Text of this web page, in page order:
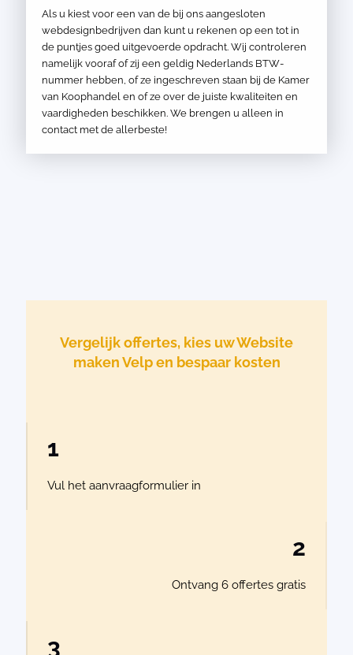
Als u kiest voor een van de bij ons aangesloten
webdesignbedrijven dan kunt u rekenen op een tot in
de puntjes goed uitgevoerde opdracht. Wij controleren
namelijk vooraf of zij een geldig Nederlands BTW-
nummer hebben, of ze ingeschreven staan bij de Kamer
van Koophandel en of ze over de juiste kwaliteiten en
vaardigheden beschikken. We brengen u alleen in
contact met de allerbeste!
Vergelijk offertes, kies uw Website
maken Velp en bespaar kosten
1
Vul het aanvraagformulier in
2
Ontvang 6 offertes gratis
3